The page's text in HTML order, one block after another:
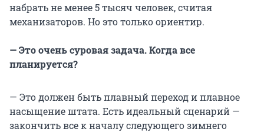
набрать не менее 5 тысяч человек, считая
механизаторов. Но это только ориентир.
— Это очень суровая задача. Когда все
планируется?
— Это должен быть плавный переход и плавное
насыщение штата. Есть идеальный сценарий —
закончить все к началу следующего зимнего